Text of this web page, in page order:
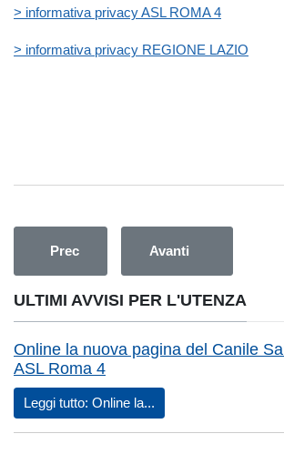
> informativa privacy ASL ROMA 4
> informativa privacy REGIONE LAZIO
Articolo precedente: Nuovi orari per
Prec Articolo successivo:
Avanti
ULTIMI AVVISI PER L'UTENZA
Online la nuova pagina del Canile
ASL Roma 4
Leggi tutto: Online la...